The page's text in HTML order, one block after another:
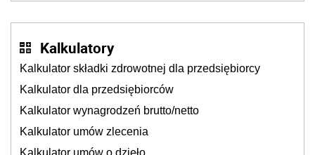
Kalkulatory
Kalkulator składki zdrowotnej dla przedsiębiorcy
Kalkulator dla przedsiębiorców
Kalkulator wynagrodzeń brutto/netto
Kalkulator umów zlecenia